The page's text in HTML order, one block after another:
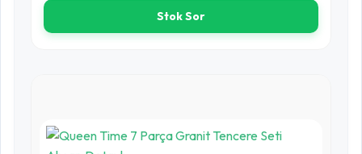
Stok Sor